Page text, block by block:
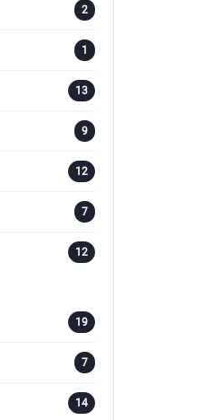
2
1
13
9
12
7
12
19
7
14